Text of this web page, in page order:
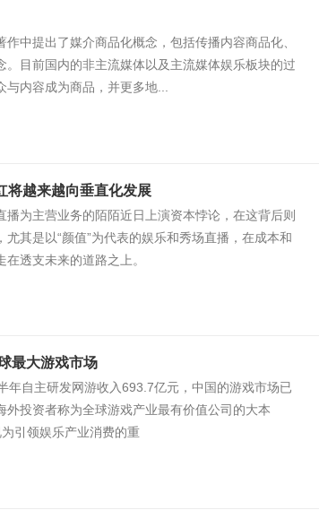
中提出了媒介商品化概念，包括传播内容商品化、
。目前国内的非主流媒体以及主流媒体娱乐板块的过
内容成为商品，并更多地...
将越来越向垂直化发展
为主营业务的陌陌近日上演资本悖论，在这背后则
其是以“颜值”为代表的娱乐和秀场直播，在成本和
透支未来的道路之上。
最大游戏市场
主研发网游收入693.7亿元，中国的游戏市场已
外投资者称为全球游戏产业最有价值公司的大本
领娱乐产业消费的重